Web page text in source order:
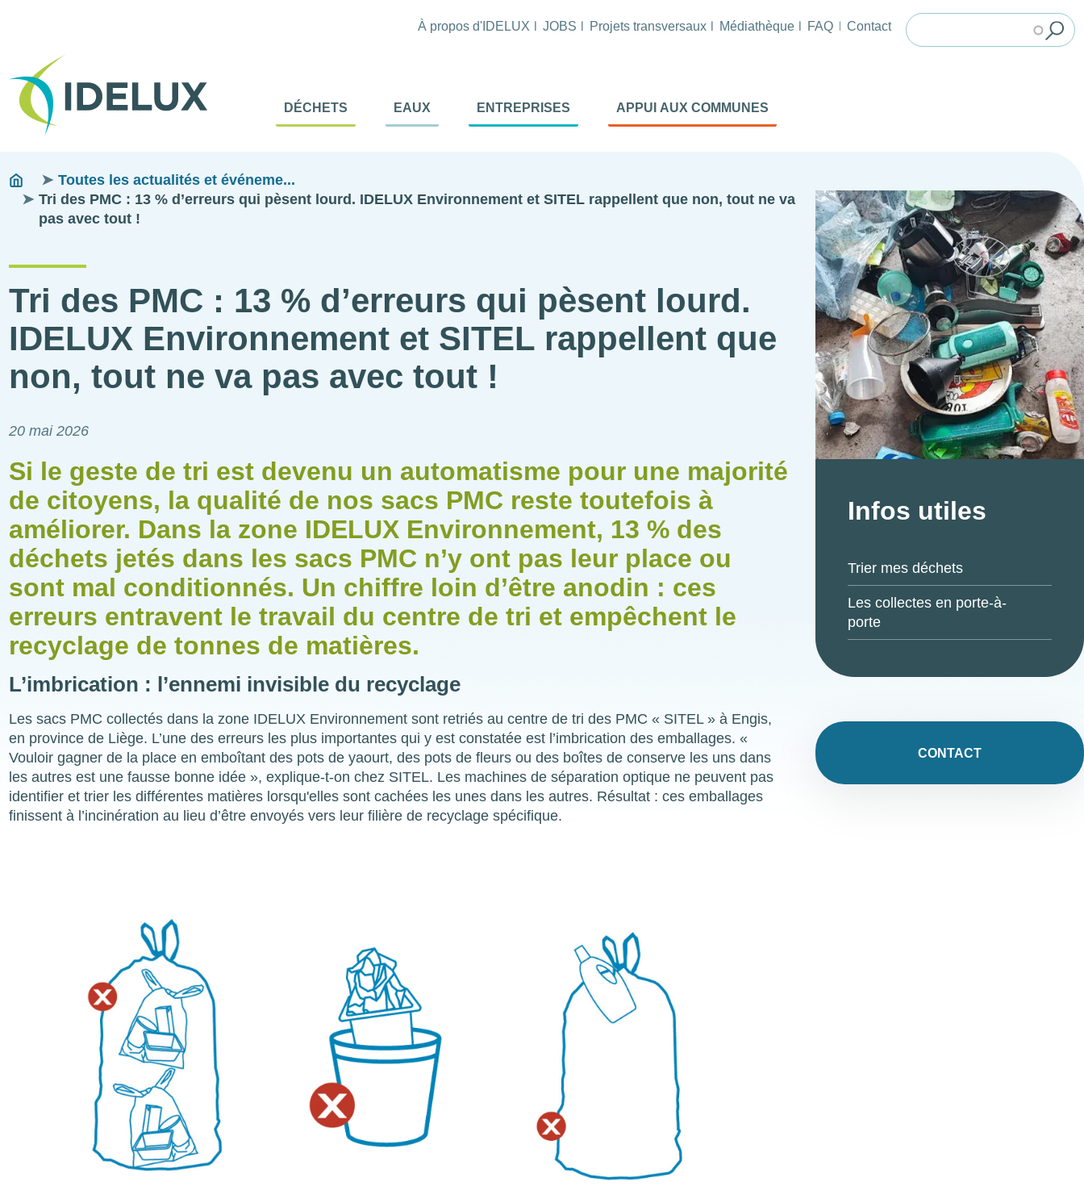
Tête
À propos d'IDELUX JOBS Projets transversaux Médiathèque FAQ Contact
Navigation
Menu
DÉCHETS EAUX ENTREPRISES APPUI AUX COMMUNES
Fils
d'ariane
You
are
here:
Toutes les actualités et événeme...
Tri des PMC : 13 % d’erreurs qui pèsent lourd. IDELUX Environnement et SITEL rappellent que non, tout ne va
pas avec tout !
Tri des PMC : 13 % d’erreurs qui pèsent lourd.
IDELUX Environnement et SITEL rappellent que
non, tout ne va pas avec tout !
20 mai 2026
Si le geste de tri est devenu un automatisme pour une majorité
de citoyens, la qualité de nos sacs PMC reste toutefois à
améliorer. Dans la zone IDELUX Environnement, 13 % des
déchets jetés dans les sacs PMC n’y ont pas leur place ou
sont mal conditionnés. Un chiffre loin d’être anodin : ces
erreurs entravent le travail du centre de tri et empêchent le
recyclage de tonnes de matières.
L’imbrication : l’ennemi invisible du recyclage
Les sacs PMC collectés dans la zone IDELUX Environnement sont retriés au centre de tri des PMC « SITEL » à Engis,
en province de Liège. L’une des erreurs les plus importantes qui y est constatée est l’imbrication des emballages. «
Vouloir gagner de la place en emboîtant des pots de yaourt, des pots de fleurs ou des boîtes de conserve les uns dans
les autres est une fausse bonne idée », explique-t-on chez SITEL. Les machines de séparation optique ne peuvent pas
identifier et trier les différentes matières lorsqu'elles sont cachées les unes dans les autres. Résultat : ces emballages
finissent à l’incinération au lieu d’être envoyés vers leur filière de recyclage spécifique.
Infos utiles
Trier mes déchets
Les collectes en porte-à-
porte
CONTACT